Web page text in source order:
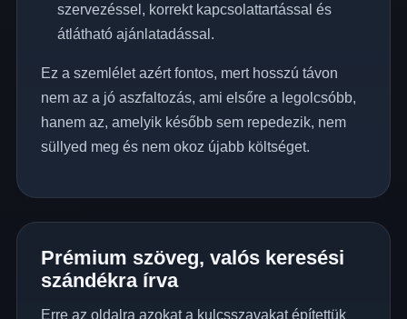
szervezéssel, korrekt kapcsolattartással és
átlátható ajánlatadással.
Ez a szemlélet azért fontos, mert hosszú távon
nem az a jó aszfaltozás, ami elsőre a legolcsóbb,
hanem az, amelyik később sem repedezik, nem
süllyed meg és nem okoz újabb költséget.
Prémium szöveg, valós keresési
szándékra írva
Erre az oldalra azokat a kulcsszavakat építettük